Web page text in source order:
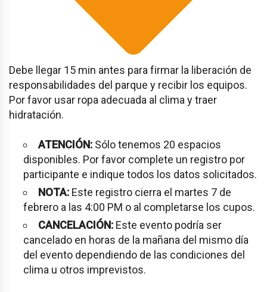
Debe llegar 15 min antes para firmar la liberación de
responsabilidades del parque y recibir los equipos.
Por favor usar ropa adecuada al clima y traer
hidratación.
ATENCIÓN: Sólo tenemos 20 espacios
disponibles. Por favor complete un registro por
participante e indique todos los datos solicitados.
NOTA: Este registro cierra el martes 7 de
febrero a las 4:00 PM o al completarse los cupos.
CANCELACIÓN: Este evento podría ser
cancelado en horas de la mañana del mismo día
del evento dependiendo de las condiciones del
clima u otros imprevistos.